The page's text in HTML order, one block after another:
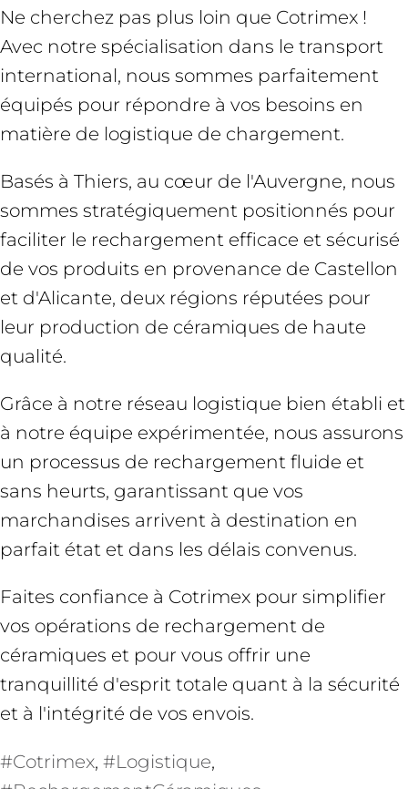
Ne cherchez pas plus loin que Cotrimex !
Avec notre spécialisation dans le transport
international, nous sommes parfaitement
équipés pour répondre à vos besoins en
matière de logistique de chargement.
Basés à Thiers, au cœur de l'Auvergne, nous
sommes stratégiquement positionnés pour
faciliter le rechargement efficace et sécurisé
de vos produits en provenance de Castellon
et d'Alicante, deux régions réputées pour
leur production de céramiques de haute
qualité.
Grâce à notre réseau logistique bien établi et
à notre équipe expérimentée, nous assurons
un processus de rechargement fluide et
sans heurts, garantissant que vos
marchandises arrivent à destination en
parfait état et dans les délais convenus.
Faites confiance à Cotrimex pour simplifier
vos opérations de rechargement de
céramiques et pour vous offrir une
tranquillité d'esprit totale quant à la sécurité
et à l'intégrité de vos envois.
#Cotrimex, #Logistique